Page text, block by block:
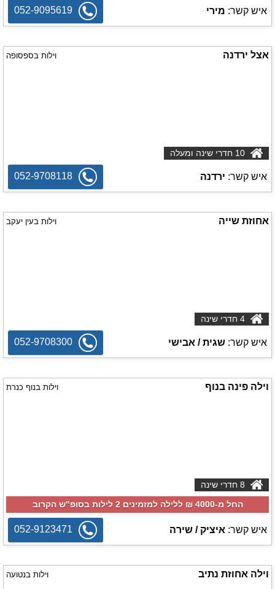
איש קשר: מירי 052-9095619
אצל ירדנה וילות בספסופה
איש קשר: ירדנה 052-9708118
אחוזת שייה וילות בעין יעקב
איש קשר: שגית / אבישי 052-9708300
וילה פינה בנוף וילות בנוף כנרת
החל מ-‏4000 ₪ ללילה למזמינים 2 לילות בסופ"ש הקרוב
איש קשר: איציק / שירה 052-9123471
וילה אחוזת נתיב וילות בנטועה